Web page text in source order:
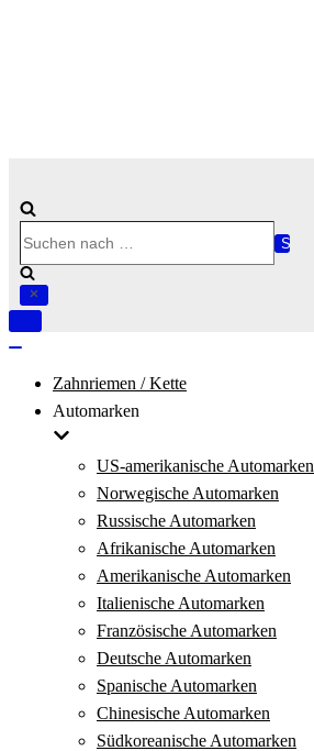
nach …
Navigation
Zahnriemen / Kette
Automarken
US-amerikanische Automarken
Norwegische Automarken
Russische Automarken
Afrikanische Automarken
Amerikanische Automarken
Italienische Automarken
Französische Automarken
Deutsche Automarken
Spanische Automarken
Chinesische Automarken
Südkoreanische Automarken